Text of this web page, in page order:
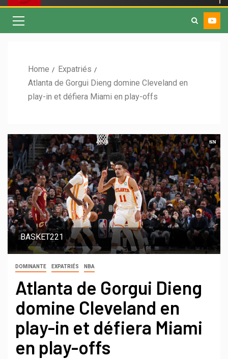
Home
Expatriés
Atlanta de Gorgui Dieng domine Cleveland en
play-in et défiera Miami en play-offs
BASKET221
DOMINANTE EXPATRIÉS NBA
Atlanta de Gorgui Dieng
domine Cleveland en
play-in et défiera Miami
en play-offs